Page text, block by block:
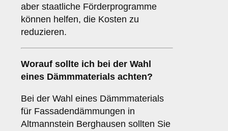
aber staatliche Förderprogramme
können helfen, die Kosten zu
reduzieren.
Worauf sollte ich bei der Wahl
eines Dämmmaterials achten?
Bei der Wahl eines Dämmmaterials
für Fassadendämmungen in
Altmannstein Berghausen sollten Sie